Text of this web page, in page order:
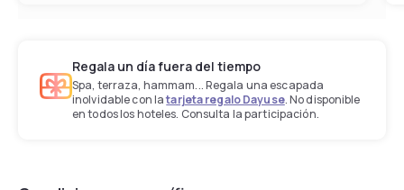
Regala un día fuera del tiempo
Spa, terraza, hammam... Regala una escapada
inolvidable con latarjeta regalo Dayuse. No disponible
en todos los hoteles. Consulta la participación.